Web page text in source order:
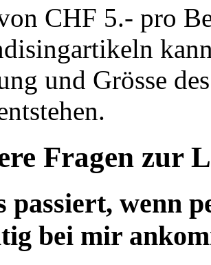
CHF 5.- pro
und Grösse
Fragen zur
passiert, wenn
bei mir